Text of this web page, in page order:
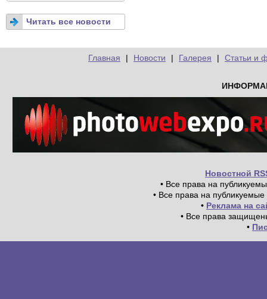
Читать все новости
Главная | Новости | Галерея | Статьи и
Новостной
• Все права на
• Все права на
• Реклама на
• Все права
•